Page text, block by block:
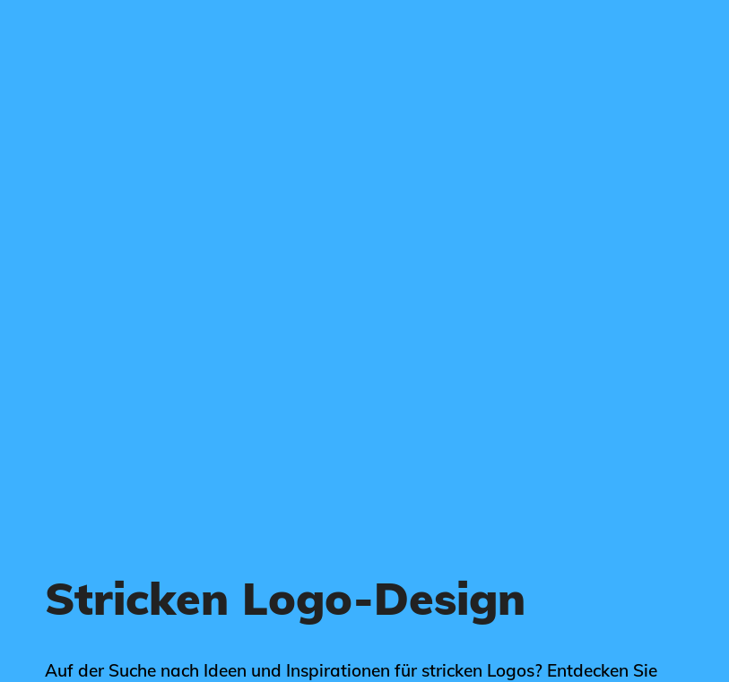
Stricken Logo-Design
Auf der Suche nach Ideen und Inspirationen für stricken Logos? Entdecken Sie